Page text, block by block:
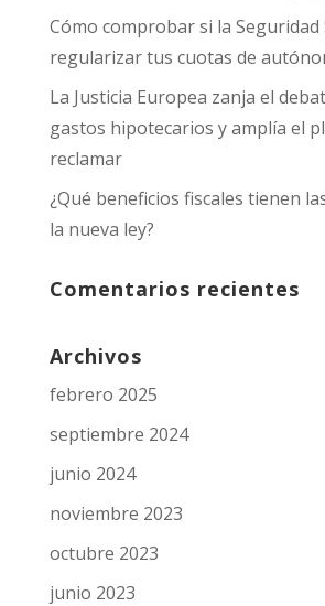
Cómo comprobar si la Seguridad
regularizar tus cuotas de
La Justicia Europea zanja el
gastos hipotecarios y amplía el
reclamar
¿Qué beneficios fiscales tienen
la nueva ley?
Comentarios recientes
Archivos
febrero 2025
septiembre 2024
junio 2024
noviembre 2023
octubre 2023
junio 2023